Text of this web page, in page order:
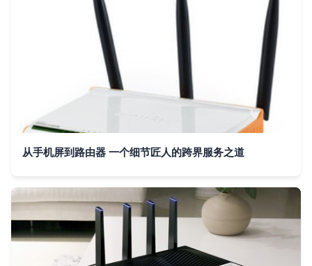
从手机屏到路由器 一个细节匠人的跨界服务之道